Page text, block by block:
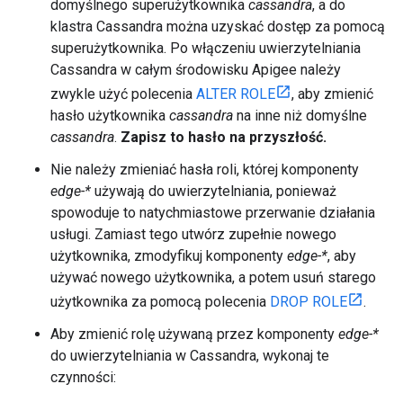
domyślnego superużytkownika cassandra, a do
klastra Cassandra można uzyskać dostęp za pomocą
superużytkownika. Po włączeniu uwierzytelniania
Cassandra w całym środowisku Apigee należy
zwykle użyć polecenia ALTER ROLE
, aby zmienić
hasło użytkownika cassandra na inne niż domyślne
cassandra. Zapisz to hasło na przyszłość.
Nie należy zmieniać hasła roli, której komponenty
edge-* używają do uwierzytelniania, ponieważ
spowoduje to natychmiastowe przerwanie działania
usługi. Zamiast tego utwórz zupełnie nowego
użytkownika, zmodyfikuj komponenty edge-*, aby
używać nowego użytkownika, a potem usuń starego
użytkownika za pomocą polecenia DROP ROLE
.
Aby zmienić rolę używaną przez komponenty edge-*
do uwierzytelniania w Cassandra, wykonaj te
czynności: